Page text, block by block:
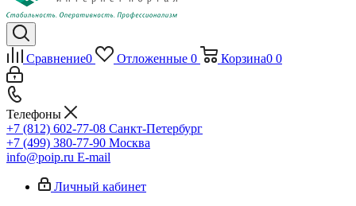
Сравнение0 Отложенные 0 Корзина0 0
Телефоны
+7 (812) 602-77-08 Санкт-Петербург
+7 (499) 380-77-90 Москва
info@poip.ru E-mail
Личный кабинет